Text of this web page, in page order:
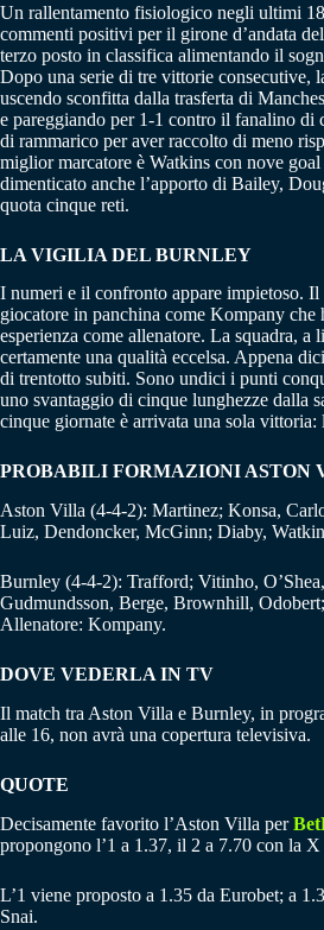
Un rallentamento fisiologico negli ultimi
commenti positivi per il girone d’andata
terzo posto in classifica alimentando il
Dopo una serie di tre vittorie consecutive,
uscendo sconfitta dalla trasferta di
e pareggiando per 1-1 contro il fanalino di
di rammarico per aver raccolto di meno
miglior marcatore è Watkins con nove goal
dimenticato anche l’apporto di Bailey,
quota cinque reti.
LA VIGILIA DEL BURNLEY
I numeri e il confronto appare impietoso.
giocatore in panchina come Kompany che
esperienza come allenatore. La squadra, a
certamente una qualità eccelsa. Appena
di trentotto subiti. Sono undici i punti
uno svantaggio di cinque lunghezze dalla
cinque giornate è arrivata una sola
PROBABILI FORMAZIONI ASTON
Aston Villa (4-4-2): Martinez; Konsa,
Luiz, Dendoncker, McGinn; Diaby,
Burnley (4-4-2): Trafford; Vitinho,
Gudmundsson, Berge, Brownhill,
Allenatore: Kompany.
DOVE VEDERLA IN TV
Il match tra Aston Villa e Burnley, in
alle 16, non avrà una copertura televisiva.
QUOTE
Decisamente favorito l’Aston Villa per
propongono l’1 a 1.37, il 2 a 7.70 con la
L’1 viene proposto a 1.35 da Eurobet; a
Snai.